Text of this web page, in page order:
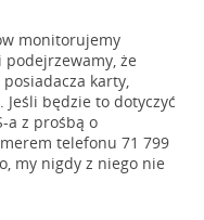
monitorujemy
podejrzewamy, że
karty,
Jeśli będzie to dotyczyć
a z prośbą o
telefonu 71 799
my nigdy z niego nie